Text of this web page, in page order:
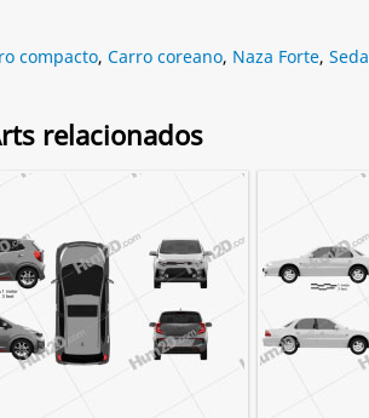
compacto, Carro coreano, Naza Forte,
relacionados